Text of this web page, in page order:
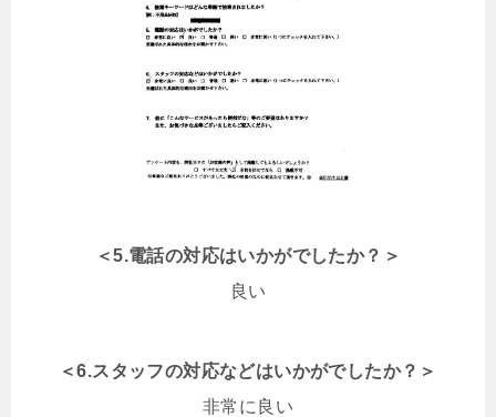
＜5.電話の対応はいかがでしたか？＞
良い
＜6.スタッフの対応などはいかがでしたか？＞
非常に良い